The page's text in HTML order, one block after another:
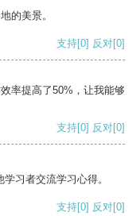
的美景。
支持[0] 反对[0]
率提高了50%，让我能够
支持[0] 反对[0]
习者交流学习心得。
支持[0] 反对[0]